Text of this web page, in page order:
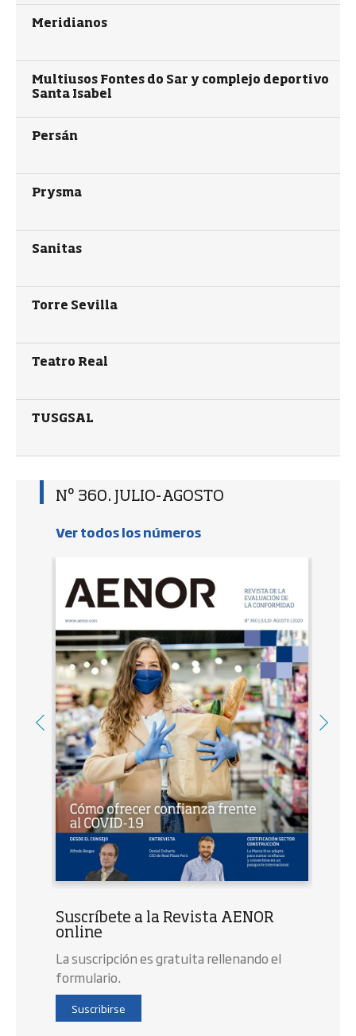
Meridianos
Multiusos Fontes do Sar y complejo deportivo
Santa Isabel
Persán
Prysma
Sanitas
Torre Sevilla
Teatro Real
TUSGSAL
Nº 360. JULIO-AGOSTO
Ver todos los números
Suscríbete a la Revista AENOR
online
La suscripción es gratuita rellenando el
formulario.
Suscribirse